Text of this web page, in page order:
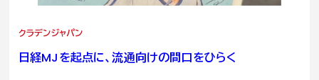
クラデンジャパン
日経MJを起点に、流通向けの間口をひらく